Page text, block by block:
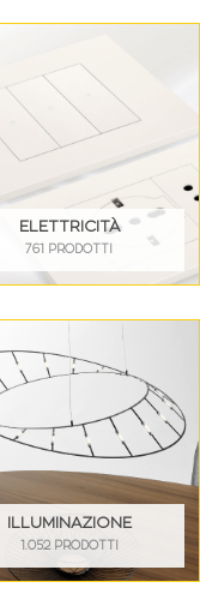
ELETTRICITÀ
761 PRODOTTI
ILLUMINAZIONE
1.052 PRODOTTI